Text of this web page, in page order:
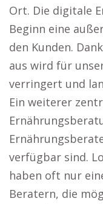
Ort. Die digitale
Beginn eine
den Kunden.
aus wird für
verringert und
Ein weiterer
verfügbar sind.
haben oft nur
Beratern, die